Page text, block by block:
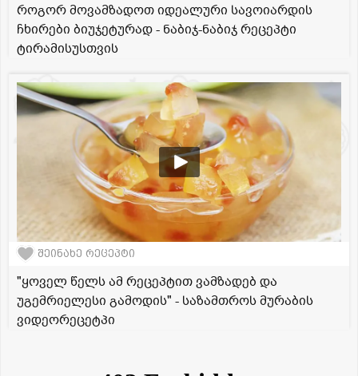
როგორ მოვამზადოთ იდეალური სავოიარდის
ჩხირები ბიუჯეტურად - ნაბიჯ-ნაბიჯ რეცეპტი
ტირამისუსთვის
შეინახე რეცეპტი
"ყოველ წელს ამ რეცეპტით ვამზადებ და
უგემრიელესი გამოდის" - საზამთროს მურაბის
ვიდეორეცეტპი